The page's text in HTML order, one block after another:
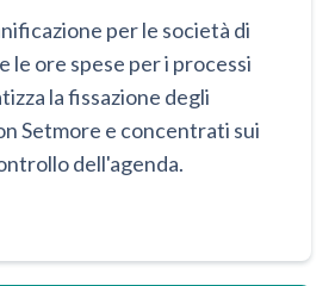
per le società di
le ore spese per i processi
la fissazione degli
Setmore e concentrati sui
dell'agenda.